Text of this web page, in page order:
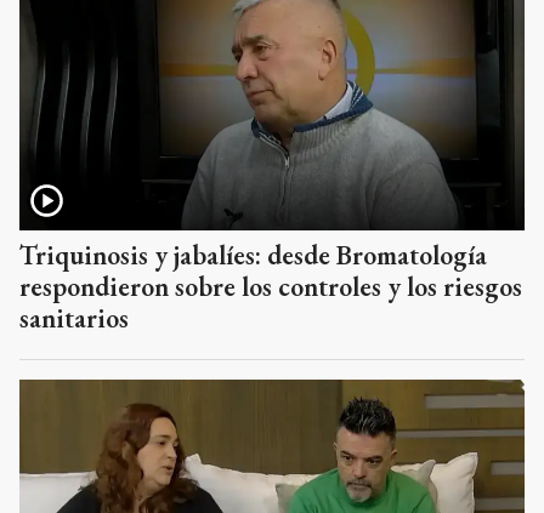
Triquinosis y jabalíes: desde Bromatología
respondieron sobre los controles y los riesgos
sanitarios